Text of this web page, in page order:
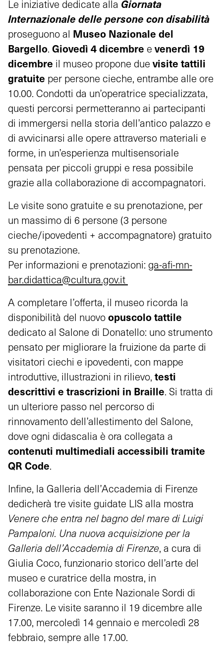
Le iniziative dedicate alla Giornata
Internazionale delle persone con disabilità
proseguono al Museo Nazionale del
Bargello. Giovedì 4 dicembre e venerdì 19
dicembre il museo propone due visite tattili
gratuite per persone cieche, entrambe alle ore
10.00. Condotti da un’operatrice specializzata,
questi percorsi permetteranno ai partecipanti
di immergersi nella storia dell’antico palazzo e
di avvicinarsi alle opere attraverso materiali e
forme, in un’esperienza multisensoriale
pensata per piccoli gruppi e resa possibile
grazie alla collaborazione di accompagnatori.
Le visite sono gratuite e su prenotazione, per
un massimo di 6 persone (3 persone
cieche/ipovedenti + accompagnatore) gratuito
su prenotazione.
Per informazioni e prenotazioni: ga-afi-mn-
bar.didattica@cultura.gov.it
A completare l’offerta, il museo ricorda la
disponibilità del nuovoopuscolo tattile
dedicato al Salone di Donatello: uno strumento
pensato per migliorare la fruizione da parte di
visitatori ciechi e ipovedenti, con mappe
introduttive, illustrazioni in rilievo, testi
descrittivi e trascrizioni in Braille. Si tratta di
un ulteriore passo nel percorso di
rinnovamento dell’allestimento del Salone,
dove ogni didascalia è ora collegata a
contenuti multimediali accessibili tramite
QR Code.
Infine, la Galleria dell’Accademia di Firenze
dedicherà tre visite guidate LIS alla mostra
Venere che entra nel bagno del mare di Luigi
Pampaloni. Una nuova acquisizione per la
Galleria dell’Accademia di Firenze, a cura di
Giulia Coco, funzionario storico dell’arte del
museo e curatrice della mostra, in
collaborazione con Ente Nazionale Sordi di
Firenze. Le visite saranno il 19 dicembre alle
17.00, mercoledì 14 gennaio e mercoledì 28
febbraio, sempre alle 17.00.